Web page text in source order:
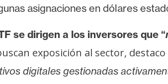
asignaciones en dólares
se dirigen a los inversores que “
exposición al sector, destaco
digitales gestionadas